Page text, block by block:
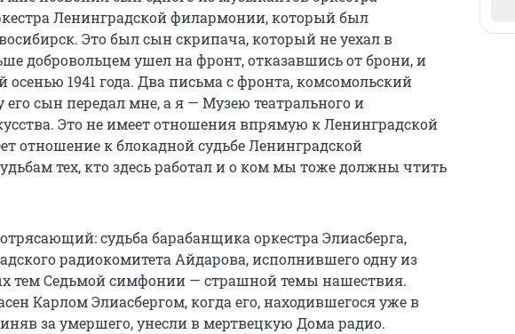
Ленинградской филармонии, который был
Это был сын скрипача, который не уехал в
добровольцем ушел на фронт, отказавшись от брони, и
осенью 1941 года. Два письма с фронта, комсомольский
его сын передал мне, а я — Музею театрального и
Это не имеет отношения впрямую к Ленинградской
отношение к блокадной судьбе Ленинградской
тех, кто здесь работал и о ком мы тоже должны чтить
судьба барабанщика оркестра Элиасберга,
радиокомитета Айдарова, исполнившего одну из
тем Седьмой симфонии — страшной темы нашествия.
Карлом Элиасбергом, когда его, находившегося уже в
за умершего, унесли в мертвецкую Дома радио.